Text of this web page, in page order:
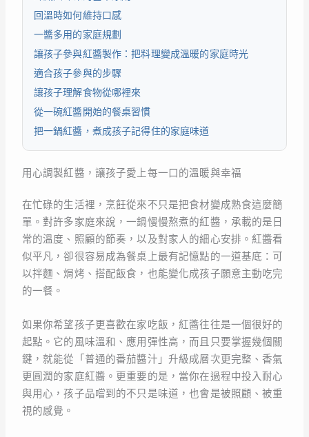
回溫時如何維持口感
一醬多用的家庭規劃
讓孩子參與紅醬製作：把料理變成溫暖的家庭時光
適合孩子參與的步驟
讓孩子理解食物從哪裡來
從一碗紅醬開始的餐桌習慣
把一鍋紅醬，煮成孩子記得住的家庭味道
用心調製紅醬，讓孩子愛上每一口的溫暖與幸福
在忙碌的生活裡，烹飪從來不只是把食材變成熟食這麼簡
單。對許多家庭來說，一鍋慢慢熬煮的紅醬，承載的是日
常的溫度、照顧的節奏，以及對家人的細心安排。紅醬看
似平凡，卻很容易成為餐桌上最有記憶點的一道基底：可
以拌麵、焗烤、搭配飯食，也能變化成孩子願意主動吃完
的一餐。
如果你希望孩子更喜歡在家吃飯，紅醬往往是一個很好的
起點。它的風味溫和、應用彈性高，而且只要掌握幾個關
鍵，就能從「普通的番茄醬汁」升級成層次更完整、香氣
更圓潤的家庭紅醬。更重要的是，當你在過程中投入耐心
與用心，孩子品嚐到的不只是味道，也會是被照顧、被重
視的感覺。